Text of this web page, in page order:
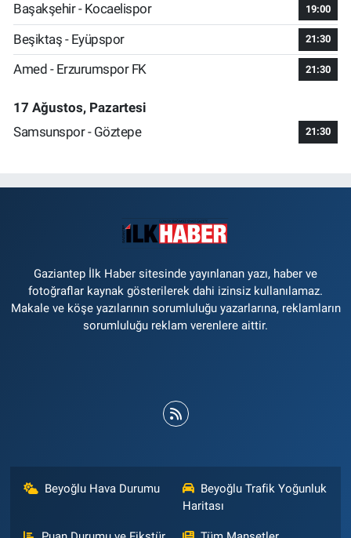
Başakşehir - Kocaelispor
19:00
Beşiktaş - Eyüpspor 21:30
Amed - Erzurumspor FK 21:30
17 Ağustos, Pazartesi
Samsunspor - Göztepe
21:30
Gaziantep İlk Haber sitesinde yayınlanan yazı, haber ve
fotoğraflar kaynak gösterilerek dahi izinsiz kullanılamaz.
Makale ve köşe yazılarının sorumluluğu yazarlarına, reklamların
sorumluluğu reklam verenlere aittir.
Beyoğlu Hava Durumu
Beyoğlu Trafik Yoğunluk
Haritası